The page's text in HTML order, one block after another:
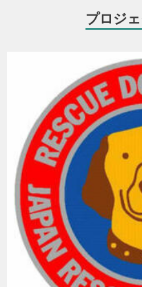
●支援物資の提供にかかる費
ジ類、その他ペット用品、冷
●ペット支援にかかる費用（
用、医療費、消耗品費、人件
●被災した犬たちの一時預か
用、医療費、消耗品等）や被
資支援費用
●災害後のセラピードッグ慰
品費、人件費等）
●派遣する人員の感染症対策
ト、マスク、消毒液など感染対
※ご協力いただいたご寄付の
ていただきます。ように活用
珠洲市の様子（2024年10月20日）
プロジ